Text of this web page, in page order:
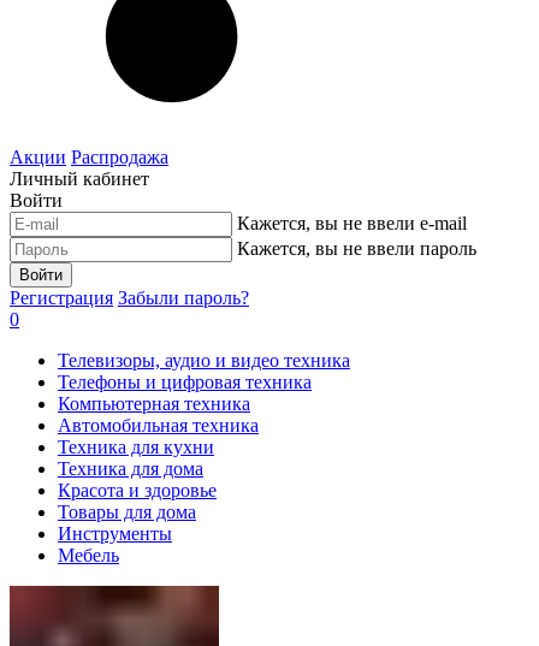
Акции Распродажа
Личный кабинет
Войти
Кажется, вы не ввели e-mail
Кажется, вы не ввели пароль
Войти
Регистрация Забыли пароль?
0
Телевизоры, аудио и видео техника
Телефоны и цифровая техника
Компьютерная техника
Автомобильная техника
Техника для кухни
Техника для дома
Красота и здоровье
Товары для дома
Инструменты
Мебель